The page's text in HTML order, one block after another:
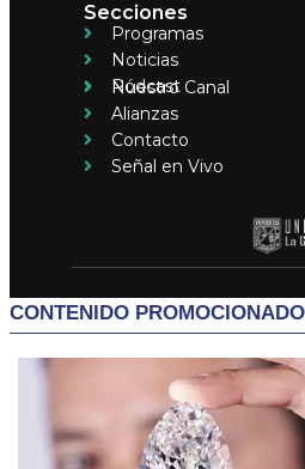
Secciones
Programas
Noticias
Pódcast
Nuestro Canal
Alianzas
Contacto
Señal en Vivo